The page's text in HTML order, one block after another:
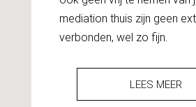
mediation thuis zijn geen
verbonden, wel zo fijn.
LEES MEER